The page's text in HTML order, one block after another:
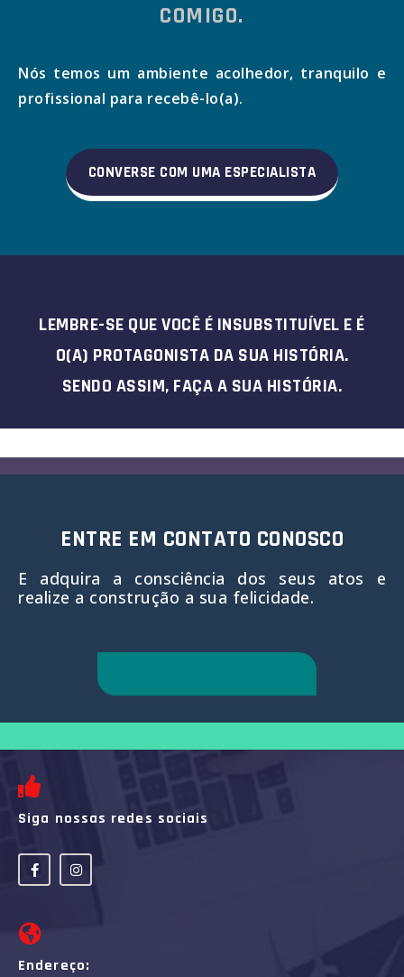
COMIGO.
Nós temos um ambiente acolhedor, tranquilo e
profissional para recebê-lo(a).
CONVERSE COM UMA ESPECIALISTA
LEMBRE-SE QUE VOCÊ É INSUBSTITUÍVEL E É
O(A) PROTAGONISTA DA SUA HISTÓRIA.
SENDO ASSIM, FAÇA A SUA HISTÓRIA.
ENTRE EM CONTATO CONOSCO
E adquira a consciência dos seus atos e
realize a construção a sua felicidade.
Siga nossas redes sociais
Endereço: